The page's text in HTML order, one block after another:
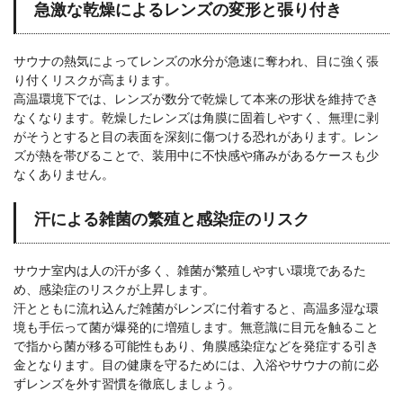
急激な乾燥によるレンズの変形と張り付き
サウナの熱気によってレンズの水分が急速に奪われ、目に強く張
り付くリスクが高まります。
高温環境下では、レンズが数分で乾燥して本来の形状を維持でき
なくなります。乾燥したレンズは角膜に固着しやすく、無理に剥
がそうとすると目の表面を深刻に傷つける恐れがあります。レン
ズが熱を帯びることで、装用中に不快感や痛みがあるケースも少
なくありません。
汗による雑菌の繁殖と感染症のリスク
サウナ室内は人の汗が多く、雑菌が繁殖しやすい環境であるた
め、感染症のリスクが上昇します。
汗とともに流れ込んだ雑菌がレンズに付着すると、高温多湿な環
境も手伝って菌が爆発的に増殖します。無意識に目元を触ること
で指から菌が移る可能性もあり、角膜感染症などを発症する引き
金となります。目の健康を守るためには、入浴やサウナの前に必
ずレンズを外す習慣を徹底しましょう。